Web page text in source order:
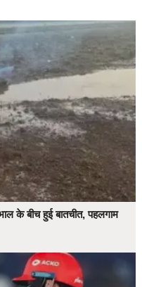
के बीच हुई बातचीत, पहलगाम